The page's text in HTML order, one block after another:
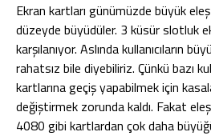
Ekran kartları günümüzde büyük
düzeyde büyüdüler. 3 küsür slotluk
karşılanıyor. Aslında kullanıcıların
rahatsız bile diyebiliriz. Çünkü bazı
kartlarına geçiş yapabilmek için
değiştirmek zorunda kaldı. Fakat
4080 gibi kartlardan çok daha